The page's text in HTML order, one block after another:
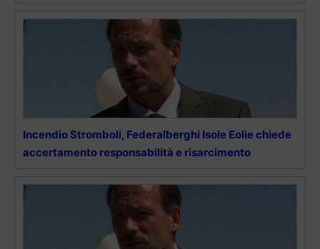
Incendio Stromboli, Federalberghi Isole Eolie chiede
accertamento responsabilità e risarcimento